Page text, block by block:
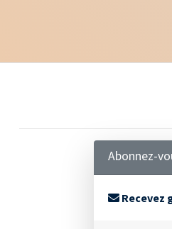
Abonnez-
Recevez